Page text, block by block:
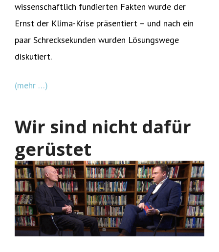
wissenschaftlich fundierten Fakten wurde der
Ernst der Klima-Krise präsentiert – und nach ein
paar Schrecksekunden wurden Lösungswege
diskutiert.
(mehr …)
Wir sind nicht dafür
gerüstet